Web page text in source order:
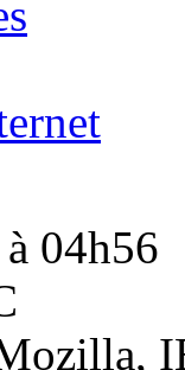
04h56